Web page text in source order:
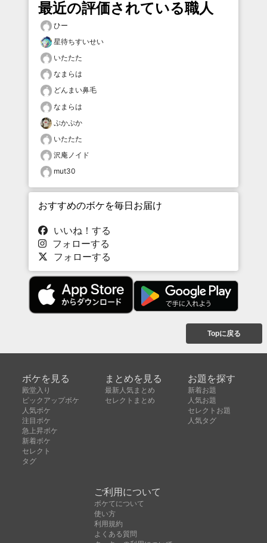
最近の評価されている職人
ひー
星待ちすいせい
いたたた
なまらは
どんまい鼻毛
なまらは
ぷかぷか
いたたた
沢庵ノイド
mut30
おすすめのボケを毎日お届け
いいね！する
フォローする
フォローする
Topに戻る
ボケを見る
殿堂入り
ピックアップボケ
人気ボケ
注目ボケ
急上昇ボケ
新着ボケ
セレクト
タグ
まとめを見る
最新人気まとめ
セレクトまとめ
お題を探す
新着お題
人気お題
セレクトお題
人気タグ
ご利用について
ボケてについて
使い方
利用規約
よくある質問